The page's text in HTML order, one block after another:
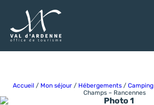
Accueil / Mon séjour / Hébergements / Camping
Champs – Rancennes
Photo 1